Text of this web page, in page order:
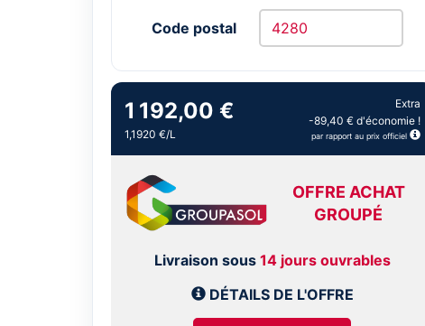
Code postal
1 192,00 €
1,1920 €/L
Extra
-89,40 € d'économie !
par rapport au prix officiel
OFFRE ACHAT
GROUPÉ
Livraison sous 14 jours ouvrables
DÉTAILS DE L'OFFRE